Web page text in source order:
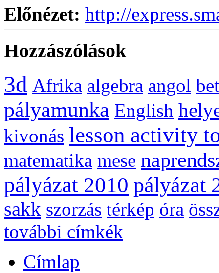
Előnézet: http://
Hozzászólások
3d Afrika algebra angol
pályamunka English
kivonás lesson activity
matematika mese
pályázat 2010 pályázat
sakk szorzás térkép óra
további címkék
Címlap